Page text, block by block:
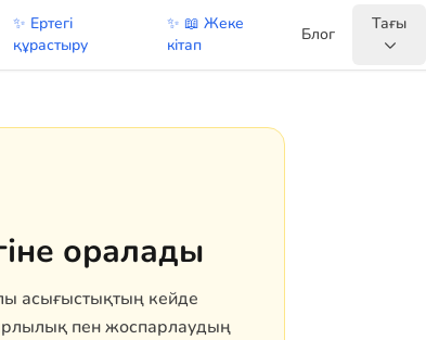
✨ Ертегі
құрастыру
✨ 📖 Жеке
кітап
Блог
Тағы
оралады
асығыстықтың кейде
пен жоспарлаудың